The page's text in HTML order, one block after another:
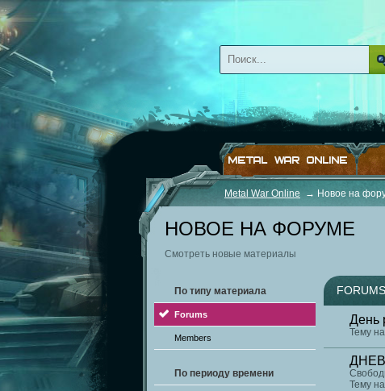
METAL WAR ONLINE
Metal War Online → Новое на
НОВОЕ НА ФОРУМЕ
Смотреть новые материалы
По типу материала
Forums
Members
По периоду времени
FORUMS
День
Тему
Тему